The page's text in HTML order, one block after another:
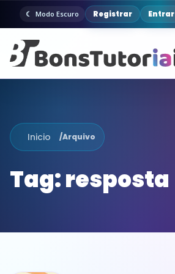
Modo Escuro Registrar Entrar
Inicio /Arquivo
Tag:resposta